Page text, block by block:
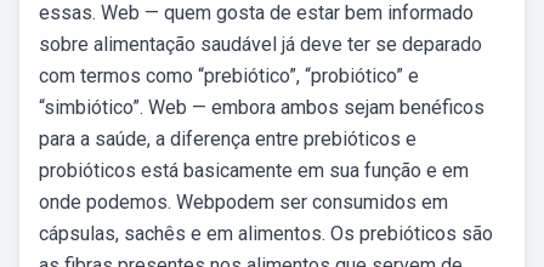
essas. Web — quem gosta de estar bem informado
sobre alimentação saudável já deve ter se deparado
com termos como “prebiótico”, “probiótico” e
“simbiótico”. Web — embora ambos sejam benéficos
para a saúde, a diferença entre prebióticos e
probióticos está basicamente em sua função e em
onde podemos. Webpodem ser consumidos em
cápsulas, sachês e em alimentos. Os prebióticos são